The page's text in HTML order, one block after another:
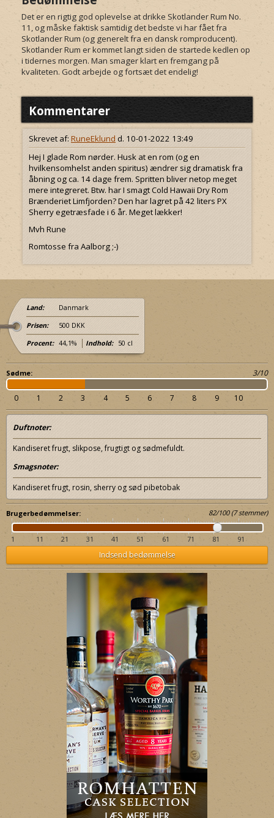
Det er en rigtig god oplevelse at drikke Skotlander Rum No.
11, og måske faktisk samtidig det bedste vi har fået fra
Skotlander Rum (og generelt fra en dansk romproducent).
Skotlander Rum er kommet langt siden de startede kedlen op
i tidernes morgen. Man smager klart en fremgang på
kvaliteten. Godt arbejde og fortsæt det endelig!
Kommentarer
Skrevet af: RuneEklund d. 10-01-2022 13:49
Hej I glade Rom nørder. Husk at en rom (og en
hvilkensomhelst anden spiritus) ændrer sig dramatisk fra
åbning og ca. 14 dage frem. Spritten bliver netop meget
mere integreret. Btw. har I smagt Cold Hawaii Dry Rom
Brænderiet Limfjorden? Den har lagret på 42 liters PX
Sherry egetræsfade i 6 år. Meget lækker!
Mvh Rune
Romtosse fra Aalborg ;-)
Land: Danmark
Prisen: 500 DKK
Procent: 44,1% Indhold: 50 cl
Sødme: 3/10
0 1 2 3 4 5 6 7 8 9 10
Duftnoter:
Kandiseret frugt, slikpose, frugtigt og sødmefuldt.
Smagsnoter:
Kandiseret frugt, rosin, sherry og sød pibetobak
Brugerbedømmelser: 82/100(7stemmer)
1 11 21 31 41 51 61 71 81 91
Indsend bedømmelse